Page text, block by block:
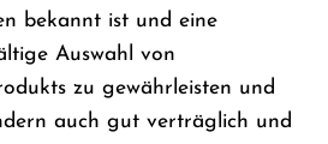
bekannt ist und eine
Auswahl von
zu gewährleisten und
auch gut verträglich und